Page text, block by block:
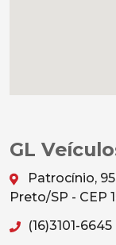
GL
Patrocínio,
Preto/SP - CEP
(16)3101-6645